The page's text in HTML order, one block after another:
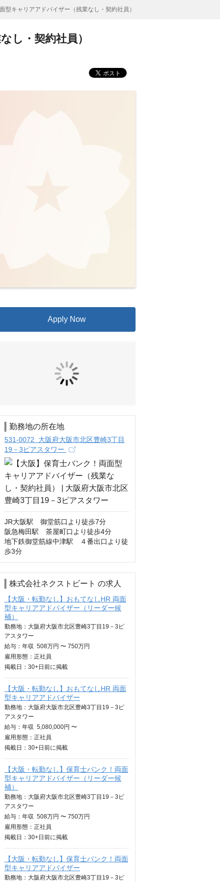
型キャリアアドバイザー（残業なし・契約社員）
し・契約社員）
Apply Now
勤務地の所在地
531-0072 大阪府大阪市北区豊崎3丁目
19－3ピアスタワー
JR大阪駅　御堂筋口より徒歩7分
阪急梅田駅　茶屋町口より徒歩4分
地下鉄御堂筋線中津駅　４番出口より徒
歩3分
株式会社ネクストビート の求人
【大阪・転勤なし】おもてなしHR 両面
型キャリアアドバイザー（リーダー候
補）
勤務地：大阪府大阪市北区豊崎3丁目19－3ピ
アスタワー
給与： 年収 508万円 〜 750万円
雇用形態：正社員
掲載日： 30+日 前に掲載
【大阪・転勤なし】おもてなしHR 両面
型キャリアアドバイザー
勤務地：大阪府大阪市北区豊崎3丁目19－3ピ
アスタワー
給与： 年収 5,080,000円 〜
雇用形態：正社員
掲載日： 30+日 前に掲載
【大阪・転勤なし】保育士バンク！両面
型キャリアアドバイザー（リーダー候
補）
勤務地：大阪府大阪市北区豊崎3丁目19－3ピ
アスタワー
給与： 年収 508万円 〜 750万円
雇用形態：正社員
掲載日： 30+日 前に掲載
【大阪・転勤なし】保育士バンク！両面
型キャリアアドバイザー
勤務地：大阪府大阪市北区豊崎3丁目19－3ピ